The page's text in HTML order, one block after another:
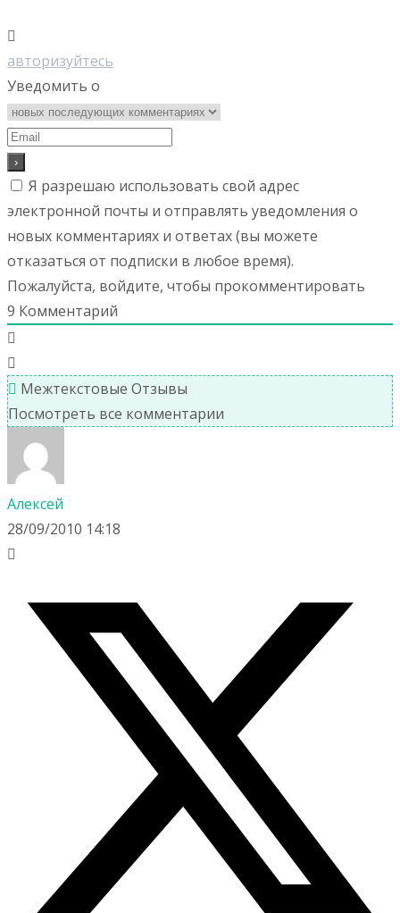
авторизуйтесь
Уведомить о
Я разрешаю использовать свой адрес
электронной почты и отправлять уведомления о
новых комментариях и ответах (вы можете
отказаться от подписки в любое время).
Пожалуйста, войдите, чтобы прокомментировать
9 Комментарий
Межтекстовые Отзывы
Посмотреть все комментарии
Алексей
28/09/2010 14:18